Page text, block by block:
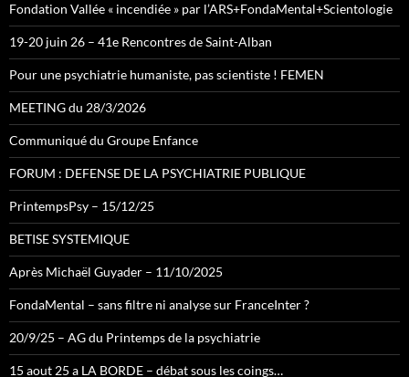
Fondation Vallée « incendiée » par l’ARS+FondaMental+Scientologie
19-20 juin 26 – 41e Rencontres de Saint-Alban
Pour une psychiatrie humaniste, pas scientiste ! FEMEN
MEETING du 28/3/2026
Communiqué du Groupe Enfance
FORUM : DEFENSE DE LA PSYCHIATRIE PUBLIQUE
PrintempsPsy – 15/12/25
BETISE SYSTEMIQUE
Après Michaël Guyader – 11/10/2025
FondaMental – sans filtre ni analyse sur FranceInter ?
20/9/25 – AG du Printemps de la psychiatrie
15 aout 25 a LA BORDE – débat sous les coings…